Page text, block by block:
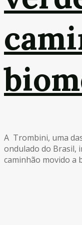
A Trombini, uma
ondulado do Brasil,
caminhão movido a